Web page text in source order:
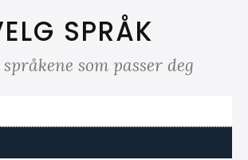
SPRÅK
som passer deg